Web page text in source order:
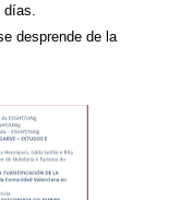
desprende de la